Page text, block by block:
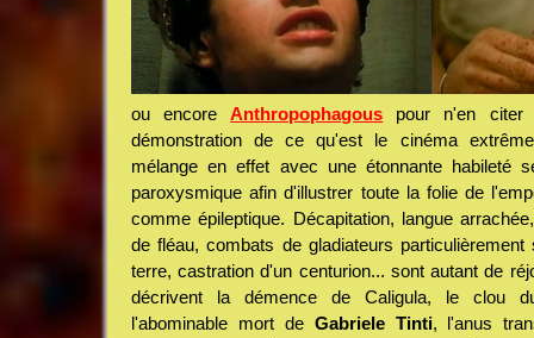
ou encoreAnthropophagous pour n'en citer
démonstration de ce qu'est le cinéma
mélange en effet avec une étonnante habileté
paroxysmique afin d'illustrer toute la folie de
comme épileptique. Décapitation, langue
de fléau, combats de gladiateurs
terre, castration d'un centurion... sont autant de
décrivent la démence de Caligula, le clou
l'abominable mort de Gabriele Tinti, l'anus